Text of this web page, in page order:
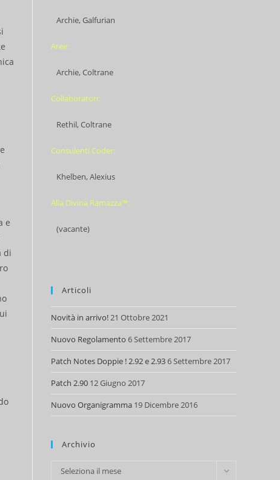
e
di
Archie, Galfurian
Aree:
Archie, Coltrane
Collaboratori:
Rethil, Coltrane
Consulenti Coder:
Khelben, Alexius
Alla Divina Ramazza™:
(vacante)
Articoli
Novità in arrivo!21 Ottobre 2021
Nuovo Regolamento 6 Settembre 2017
Patch Notes Doppie ! 2.92 e 2.936 Settembre 2017
Patch 2.90 12 Giugno 2017
Nuovo Organigramma 19 Dicembre 2016
Archivio
Archivio
Seleziona il mese